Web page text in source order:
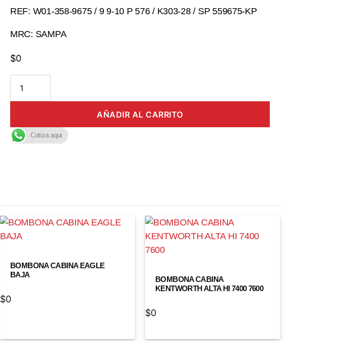
REF: W01-358-9675 / 9 9-10 P 576 / K303-28 / SP 559675-KP
MRC: SAMPA
$0
AÑADIR AL CARRITO
Cotiza aqui
BOMBONA CABINA EAGLE
BAJA
$0
BOMBONA CABINA
KENTWORTH ALTA HI 7400 7600
$0